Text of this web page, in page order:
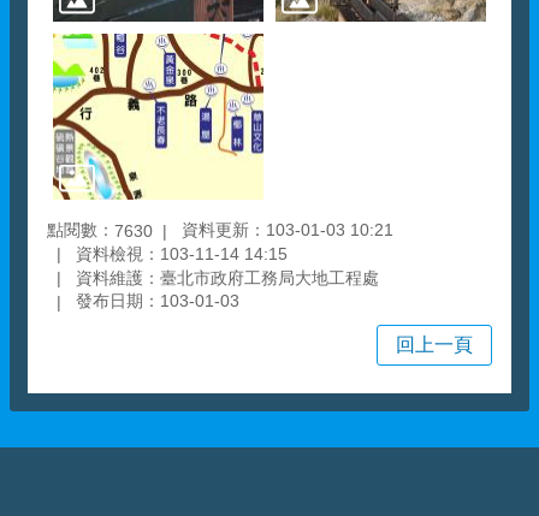
點閱數： 7630
資料更新：103-01-03 10:21
資料檢視：103-11-14 14:15
資料維護：臺北市政府工務局大地工程處
發布日期：103-01-03
回上一頁